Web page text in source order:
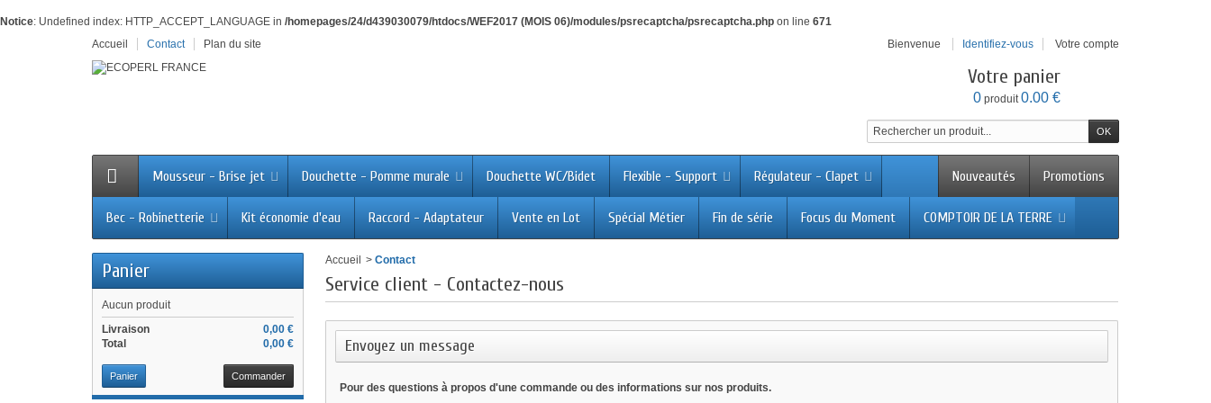
Notice: Undefined index: HTTP_ACCEPT_LANGUAGE in /homepages/24/d439030079/htdocs/WEF2017 (MOIS 06)/modules/psrecaptcha/psrecaptcha.php on line 671
Accueil
Contact Plan du site Bienvenue Identifiez-vous Votre compte
Votre panier
0 produit0.00 €
Promotions
Nouveautés
Mousseur - Brise jet Douchette - Pomme murale Douchette WC/Bidet Flexible - Support Régulateur - Clapet
Bec - Robinetterie Kit économie d'eau Raccord - Adaptateur Vente en Lot Spécial Métier Fin de série Focus du Moment COMPTOIR DE LA TERRE
Panier
Aucun produit
0,00 €
Livraison
0,00 €
Total
Panier Commander
Accueil > Contact
Service client - Contactez-nous
Envoyez un message
Pour des questions à propos d'une commande ou des informations sur nos produits.